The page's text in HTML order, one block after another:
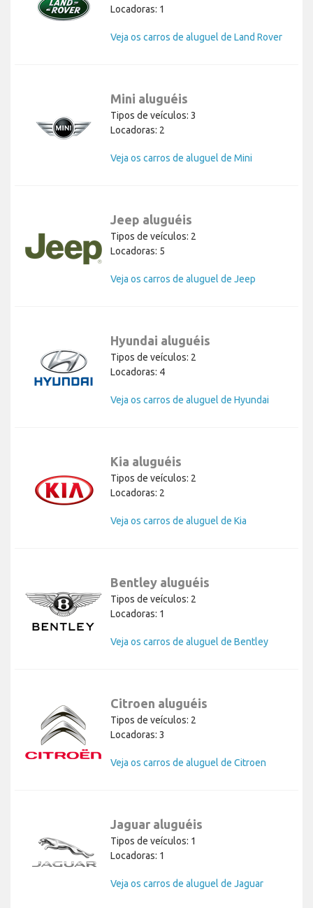
Locadoras: 1
Veja os carros de aluguel de Land Rover
Mini aluguéis
Tipos de veículos: 3
Locadoras: 2
Veja os carros de aluguel de Mini
Jeep aluguéis
Tipos de veículos: 2
Locadoras: 5
Veja os carros de aluguel de Jeep
Hyundai aluguéis
Tipos de veículos: 2
Locadoras: 4
Veja os carros de aluguel de Hyundai
Kia aluguéis
Tipos de veículos: 2
Locadoras: 2
Veja os carros de aluguel de Kia
Bentley aluguéis
Tipos de veículos: 2
Locadoras: 1
Veja os carros de aluguel de Bentley
Citroen aluguéis
Tipos de veículos: 2
Locadoras: 3
Veja os carros de aluguel de Citroen
Jaguar aluguéis
Tipos de veículos: 1
Locadoras: 1
Veja os carros de aluguel de Jaguar